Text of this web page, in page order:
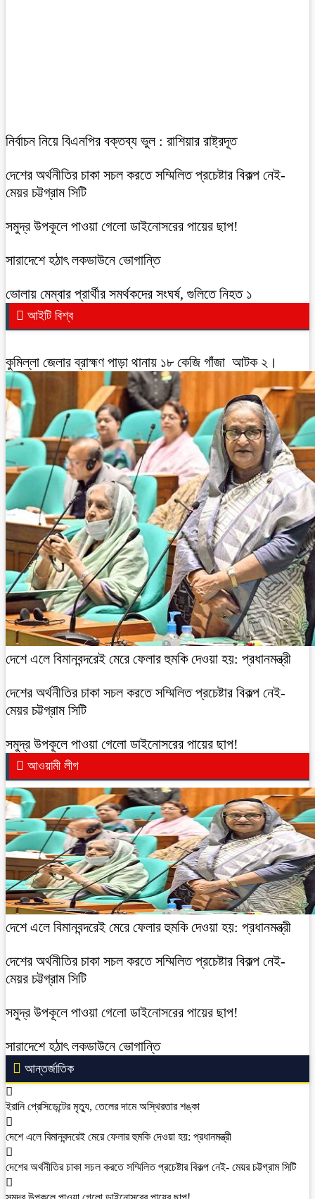
নির্বাচন নিয়ে বিএনপির বক্তব্য ভুল : রাশিয়ার রাষ্ট্রদূত
দেশের অর্থনীতির চাকা সচল করতে সম্মিলিত প্রচেষ্টার বিকল্প নেই-
মেয়র চট্টগ্রাম সিটি
সমুদ্র উপকূলে পাওয়া গেলো ডাইনোসরের পায়ের ছাপ!
সারাদেশে হঠাৎ লকডাউনে ভোগান্তি
ভোলায় মেম্বার প্রার্থীর সমর্থকদের সংঘর্ষ, গুলিতে নিহত ১
আইটি বিশ্ব
কুমিল্লা জেলার ব্রাহ্মণ পাড়া থানায় ১৮ কেজি গাঁজা আটক ২।
দেশে এলে বিমানবন্দরেই মেরে ফেলার হুমকি দেওয়া হয়: প্রধানমন্ত্রী
দেশের অর্থনীতির চাকা সচল করতে সম্মিলিত প্রচেষ্টার বিকল্প নেই-
মেয়র চট্টগ্রাম সিটি
সমুদ্র উপকূলে পাওয়া গেলো ডাইনোসরের পায়ের ছাপ!
আওয়ামী লীগ
দেশে এলে বিমানবন্দরেই মেরে ফেলার হুমকি দেওয়া হয়: প্রধানমন্ত্রী
দেশের অর্থনীতির চাকা সচল করতে সম্মিলিত প্রচেষ্টার বিকল্প নেই-
মেয়র চট্টগ্রাম সিটি
সমুদ্র উপকূলে পাওয়া গেলো ডাইনোসরের পায়ের ছাপ!
সারাদেশে হঠাৎ লকডাউনে ভোগান্তি
আন্তর্জাতিক
ইরানি প্রেসিডেন্টের মৃত্যু, তেলের দামে অস্থিরতার শঙ্কা
দেশে এলে বিমানবন্দরেই মেরে ফেলার হুমকি দেওয়া হয়: প্রধানমন্ত্রী
দেশের অর্থনীতির চাকা সচল করতে সম্মিলিত প্রচেষ্টার বিকল্প নেই- মেয়র চট্টগ্রাম সিটি